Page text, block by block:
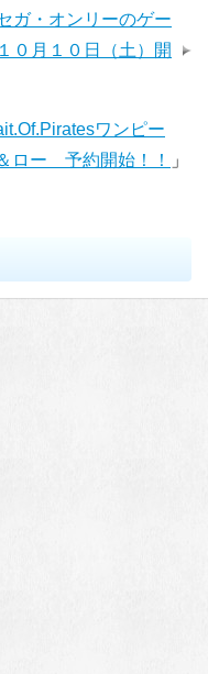
ガ・オンリーのゲー
０月１０日（土）開
ワンピー
ロー 予約開始！！
」